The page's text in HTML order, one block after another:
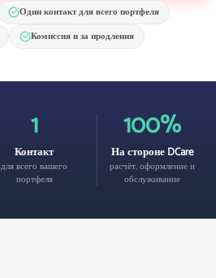
Один контакт для всего портфеля
Комиссия и за продления
1
Контакт
для всего вашего
портфеля
100%
На стороне DCare
расчёт, оформление и
обслуживание